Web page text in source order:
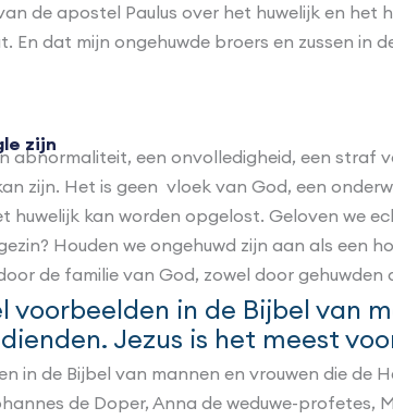
de apostel Paulus over het huwelijk en
En dat mijn ongehuwde broers en zussen in
zijn
abnormaliteit, een onvolledigheid, een
zijn. Het is geen vloek van God, een
huwelijk kan worden opgelost. Geloven we
Houden we ongehuwd zijn aan als een
de familie van God, zowel door gehuwden
voorbeelden in de Bijbel van
Jezus is het meest
in de Bijbel van mannen en vrouwen die de
de Doper, Anna de weduwe-